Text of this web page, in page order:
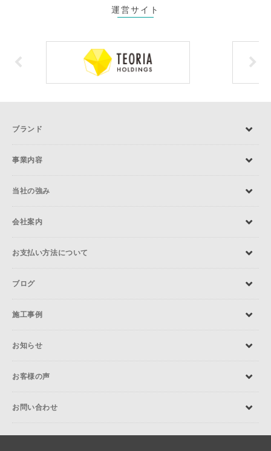
運営サイト
ブランド
事業内容
当社の強み
会社案内
お支払い方法について
ブログ
施工事例
お知らせ
お客様の声
お問い合わせ